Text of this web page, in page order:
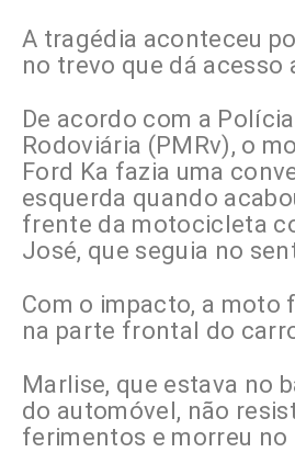
A tragédia aconteceu
no trevo que dá acesso
De acordo com a
Rodoviária (PMRv), o
Ford Ka fazia uma
esquerda quando
frente da motocicleta
José, que seguia no
Com o impacto, a moto
na parte frontal do
Marlise, que estava no
do automóvel, não
ferimentos e morreu no